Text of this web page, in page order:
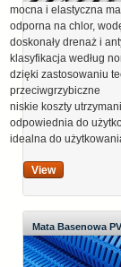
mocna i elastyczna
odporna na chlor,
doskonały drenaż i
klasyfikacja według
dzięki zastosowaniu
przeciwgrzybiczne
niskie koszty
odpowiednia do
idealna do
View
Mata Basenowa